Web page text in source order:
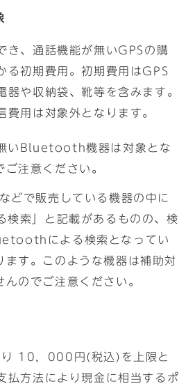
き、通話機能が無いGPSの購
る初期費用。初期費用はGPS
器や収納袋、靴等を含みます。
費用は対象外となります。
いBluetooth機器は対象とな
ご注意ください。
どで販売している機器の中に
検索」と記載があるものの、検
による検索となってい
ます。このような機器は補助対
んのでご注意ください。
10，000円(税込)を上限と
払方法により現金に相当するポ